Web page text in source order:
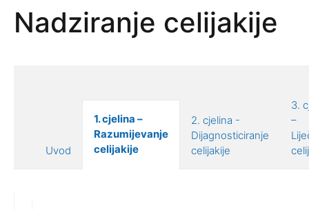
Nadziranje celijakije
Uvod
1. cjelina –
Razumijevanje
celijakije
2. cjelina -
Dijagnosticiranje
celijakije
3.
–